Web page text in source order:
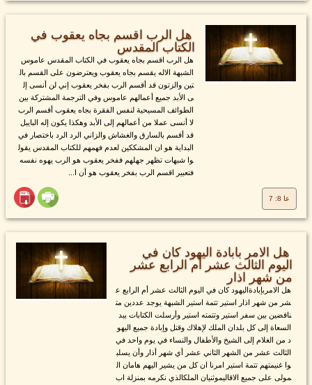
هل الرب اقسم بجاه يعقوب في
الكتاب المقدس
هل الرب اقسم بجاه يعقوب في الكتاب المقدس عاموس
الشبهة الاله يقسم بجاه يعقوب ويعترضون على القسم بال
تين والزتون قد أقسم الرب بفخر يعقوب إني لن أنسى إل
ى الأبد جميع أعمالهم عاموس وفي الترجمة المشتركة بين
الطوائف المسيحية لنفس الفقرة بجاه يعقوب أقسم الرب
لا أنسى عملا من أعمالهم إلى الأبد وهكذا يكون إله البايبل
قد أقسم بالسارق والغشاش والزاني الرد الرد باختصار في
البداية هو ان المشككين لعدم فهمهم للكتاب المقدس يقول
وا شبهات تظهر جهلهم ففخر يعقوب هو الرب يهوه نفسه
فتعبير اقسم الرب بفخر يعقوب هو أن ا...
عا 8: 7
هل الامر بابادة اليهود كان في
اليوم الثالث عشر أم الرابع عشر
من شهر اذار
هل الامربإبادةاليهود كان في اليوم الثالث عشر أم الرابع ع
شر من شهر اذار استير تتمة استير الشبهة يوجد عددين مت
ناقضين بين سفر استير وتتمته استير وأرسلت الكتابات بيد
السعاة إلى كل بلدان الملك لإهلاك وقتل وإبادة جميع اليهو
د من الغلام إلى الشيخ والأطفال والنساء في يوم واحد في
الثالث عشر من الشهر الثاني عشر أي شهر أذار وأن يسلب
وا غنيمتهم تتمة استير امرنا ان كل من يشير اليهم هامان ال
مولى على جميع الاقاليموثنيان الملكالذي نكرمه بمنزلة اب